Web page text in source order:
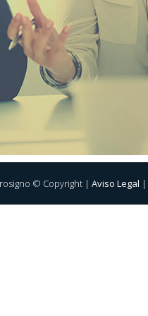
© Copyright | Aviso Legal |